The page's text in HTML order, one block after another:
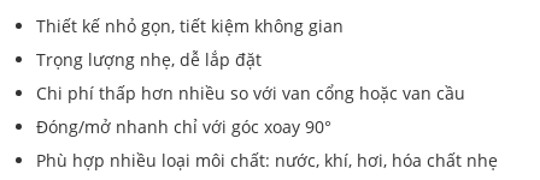
Thiết kế nhỏ gọn, tiết kiệm không gian
Trọng lượng nhẹ, dễ lắp đặt
Chi phí thấp hơn nhiều so với van cổng hoặc van cầu
Đóng/mở nhanh chỉ với góc xoay 90°
Phù hợp nhiều loại môi chất: nước, khí, hơi, hóa chất nhẹ